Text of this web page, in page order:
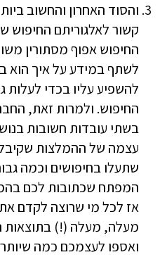
והסוד האחרון והחשוב
קשור לאלגוריתם החיפוש
החיפוש אפוף מסתורין
לשתף במידע על איך הוא
להשפיע עליו בכדי לעלות
החיפוש. ולמרות זאת,
בשתי עובדות חשובות
עצמה של ההמלצות
שתעלו בחיפושים וכמה
המפתח שכתובות לכם
אז לכל מי שרוצה לקדם
מעלה, מעלה (!) בתוצאות
ואספו לעצמכם כמה